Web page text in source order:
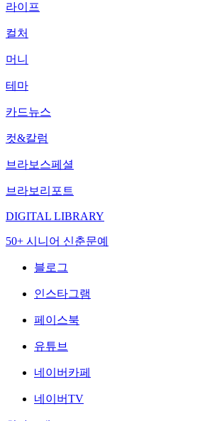
라이프
컬처
머니
테마
카드뉴스
컷&칼럼
브라보스페셜
브라보리포트
DIGITAL LIBRARY
50+ 시니어 신춘문예
블로그
인스타그램
페이스북
유튜브
네이버카페
네이버TV